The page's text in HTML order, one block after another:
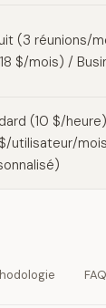
(3 réunions/
$/mois) /
(10 $/
utilisateur/
FAQ